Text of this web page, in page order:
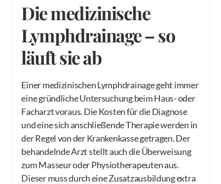
Die medizinische
Lymphdrainage – so
läuft sie ab
Einer medizinischen Lymphdrainage geht immer
eine gründliche Untersuchung beim Haus- oder
Facharzt voraus. Die Kosten für die Diagnose
und eine sich anschließende Therapie werden in
der Regel von der Krankenkasse getragen. Der
behandelnde Arzt stellt auch die Überweisung
zum Masseur oder Physiotherapeuten aus.
Dieser muss durch eine Zusatzausbildung extra